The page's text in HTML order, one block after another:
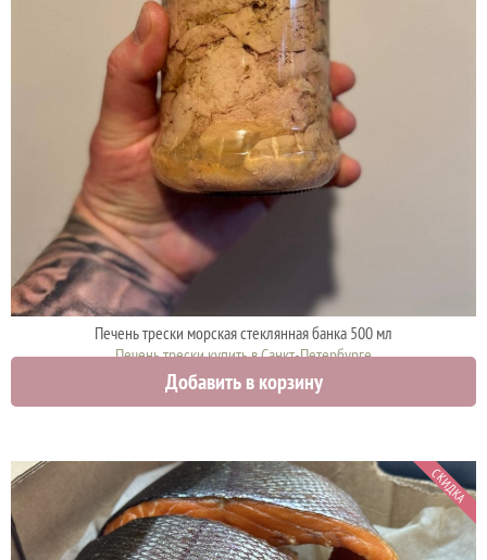
Печень трески морская стеклянная банка 500 мл
Печень трески купить в Санкт-Петербурге
1000 руб. 950 руб.
Добавить в корзину
СКИДКА